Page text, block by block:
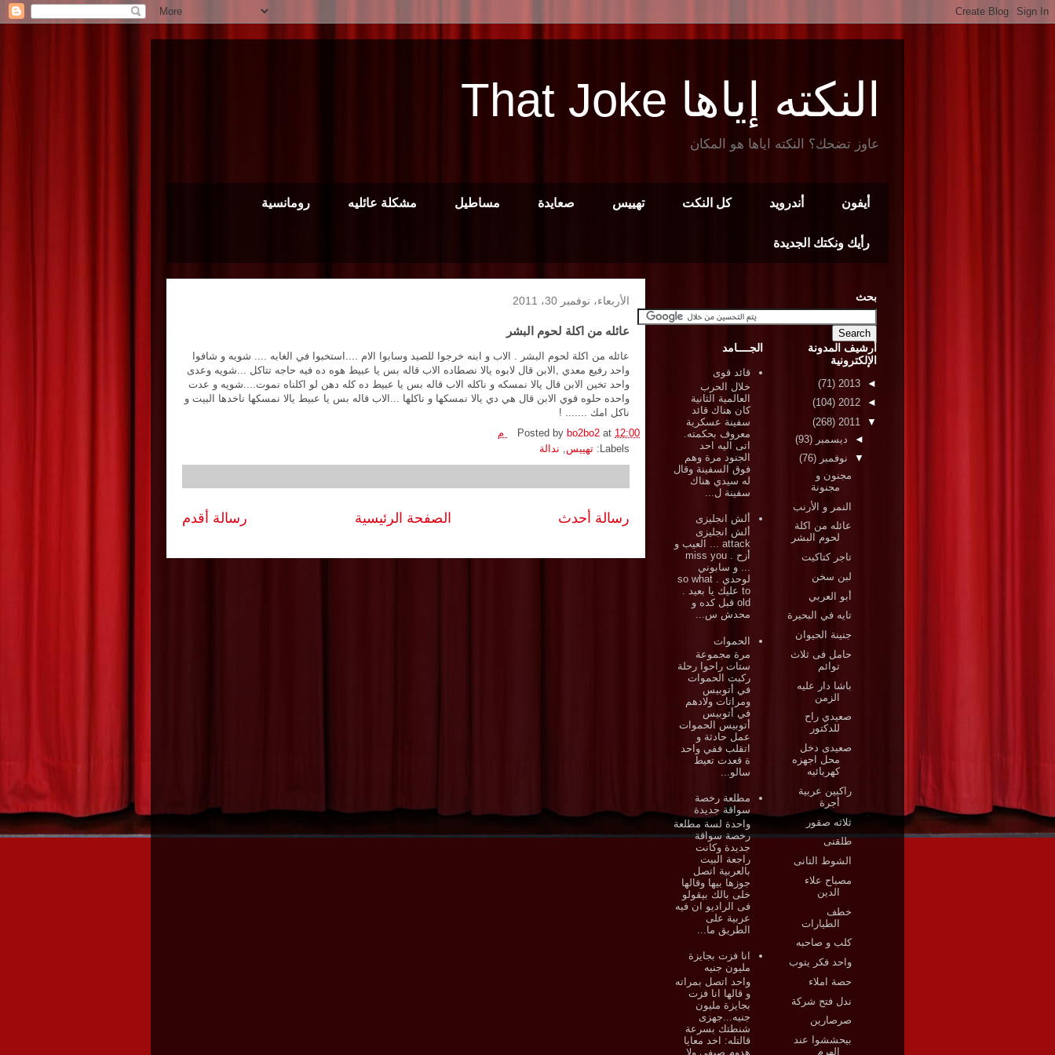
النكته إياها That Joke
عاوز تضحك؟ النكته اياها هو المكان
أيفون أندرويد كل النكت تهييس صعايدة مساطيل مشكلة عائليه رومانسية
رأيك ونكتك الجديدة
الأربعاء، نوفمبر 30، 2011
عائله من اكلة لحوم البشر
عائله من اكلة لحوم البشر . الاب و ابنه خرجوا للصيد وسابوا الام ....استخبوا في الغابه .... شويه و شافوا
واحد رفيع معدي ,الابن قال لابوه يالا نصطاده الاب قاله بس يا عبيط هوه ده فيه حاجه تتاكل ...شويه وعدى
واحد تخين الابن قال يالا نمسكه و ناكله الاب قاله بس يا عبيط ده كله دهن لو اكلناه نموت....شويه و عدت
واحده حلوه قوي الابن قال هي دي يالا نمسكها و ناكلها ...الاب قاله بس يا عبيط يالا نمسكها ناخدها البيت و
ناكل امك ....... !
Posted by bo2bo2 at 12:00 م
Labels: تهييس ندالة
رسالة أحدث رسالة أقدم الصفحة الرئيسية
بحث
أرشيف المدونة
الإلكترونية
◄
2013
(71)
◄
2012
(104)
▼
2011
(268)
◄ ديسمبر (93)
▼ نوفمبر (76)
مجنون و
مجنونة
النمر و الأرنب
عائله من اكلة
لحوم البشر
تاجر كتاكيت
لبن سخن
أبو العربي
تايه في البحيرة
جنينة الحيوان
حامل فى ثلاث
توائم
باشا دار عليه
الزمن
صعيدي راح
للدكتور
صعيدى دخل
محل اجهزه
كهربائيه
راكبين عربية
أجرة
ثلاثه صقور
طلقنى
الشوط التانى
مصباح علاء
الدين
خطف
الطيارات
كلب و صاحبه
واحد فكر يتوب
حصة املاء
ندل فتح شركة
صرصارين
بيحششوا عند
الهرم
الجــــامد
قائد قوى
خلال الحرب
العالمية الثانية
كان هناك قائد
سفينة عسكرية
معروف بحكمته.
اتى اليه احد
الجنود مرة وهم
فوق السفينة وقال
له سيدي هناك
سفينة ل...
ألش انجليزى
ألش انجليزى
attack ... العيب و
أزح . miss you
... و سابوني
لوحدي . so what
to عليك يا بعيد .
old قبل كده و
محدش س...
الحموات
مرة مجموعة
ستات راحوا رحلة
ركبت الحموات
في أتوبيس
ومراتات ولادهم
في أتوبيس
أتوبيس الحموات
عمل حادثة و
اتقلب ففي واحد
ة قعدت تعيط
سالو...
مطلعة رخصة
سواقة جديدة
واحدة لسة مطلعة
رخصة سواقة
جديدة وكانت
راجعة البيت
بالعربية اتصل
جوزها بيها وقالها
خلى بالك بيقولو
فى الراديو ان فيه
عربية على
الطريق ما...
انا فزت بجايزة
مليون جنيه
واحد اتصل بمراته
و قالها انا فزت
بجايزة مليون
جنيه...جهزى
شنطتك بسرعة
قالتله: اخد معايا
هدوم صيفى ولا